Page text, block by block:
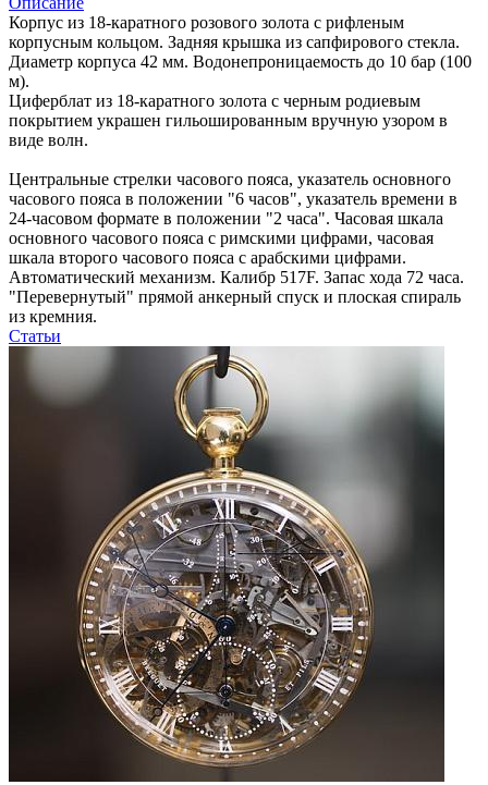
Корпус из 18-каратного розового золота с рифленым
корпусным кольцом. Задняя крышка из сапфирового стекла.
Диаметр корпуса 42 мм. Водонепроницаемость до 10 бар (100
м).
Циферблат из 18-каратного золота с черным родиевым
покрытием украшен гильошированным вручную узором в
виде волн.
Центральные стрелки часового пояса, указатель основного
часового пояса в положении "6 часов", указатель времени в
24-часовом формате в положении "2 часа". Часовая шкала
основного часового пояса с римскими цифрами, часовая
шкала второго часового пояса с арабскими цифрами.
Автоматический механизм. Калибр 517F. Запас хода 72 часа.
"Перевернутый" прямой анкерный спуск и плоская спираль
из кремния.
Статьи